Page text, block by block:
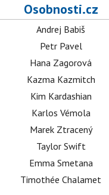
Osobnosti.cz
Andrej Babiš
Petr Pavel
Hana Zagorová
Kazma Kazmitch
Kim Kardashian
Karlos Vémola
Marek Ztracený
Taylor Swift
Emma Smetana
Timothée Chalamet